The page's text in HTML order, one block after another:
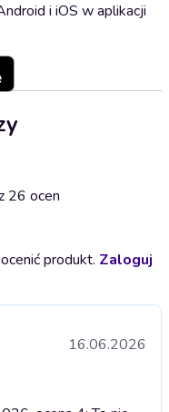
i iOS w aplikacji
26 ocen
produkt. Zaloguj
16.06.2026